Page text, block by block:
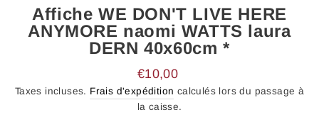
Affiche WE DON'T LIVE HERE
ANYMORE naomi WATTS laura
DERN 40x60cm *
Prix
régulier
€10,00
Taxes incluses. Frais d'expédition calculés lors du passage à
la caisse.